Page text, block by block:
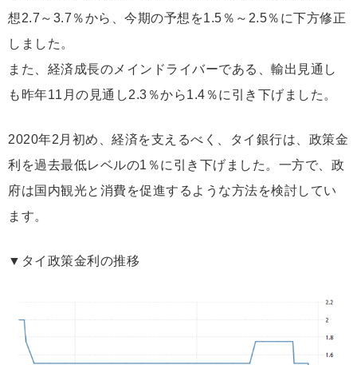
想2.7～3.7％から、今期の予想を1.5％～2.5％に下方修正
しました。
また、経済成長のメインドライバーである、輸出見通し
も昨年11月の見通し2.3％から1.4％に引き下げました。
2020年2月初め、経済を支えるべく、タイ銀行は、政策金
利を過去最低レベルの1％に引き下げました。一方で、政
府は国内観光と消費を促進するような方法を検討してい
ます。
▼タイ政策金利の推移